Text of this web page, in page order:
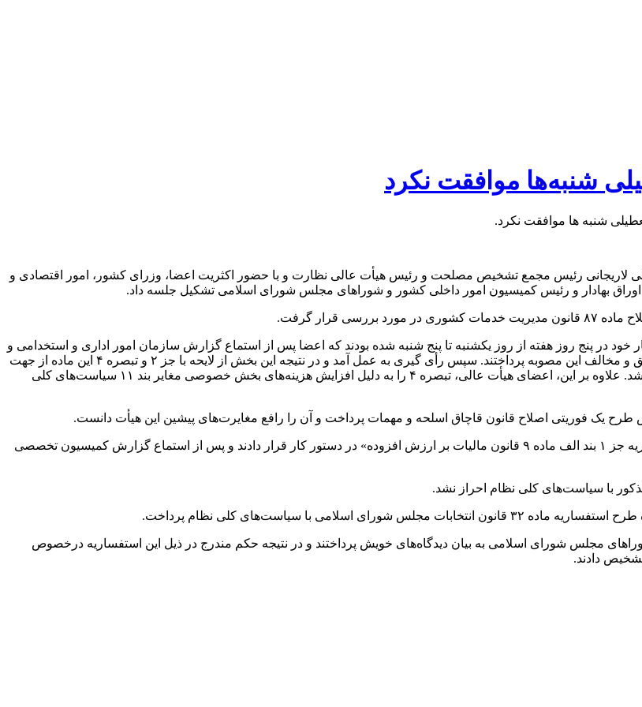
شنبه‌ها موافقت نکرد
شنبه ها موافقت نکرد.
لاریجانی رئیس مجمع تشخیص مصلحت و رئیس هیأت عالی نظارت و با حضور اکثریت اعضا، وزرای کشور، امور اقتصادی و
بهادار و رئیس کمیسیون امور داخلی کشور و شوراهای مجلس شورای اسلامی تشکیل جلسه داد.
قرار گرفت.
کار خود در پنج روز هفته از روز یکشنبه تا پنج شنبه شده بودند که اعضا پس از استماع گزارش سازمان امور اداری و استخدامی و
نیز بیان دیدگاه‌های مسئولان اتاق بازرگانی به بیان دیدگاه‌های خویش در قالب موافق و مخالف این مصوبه پرداختند. سپس رأی گیری به عمل آمد و در نتیجه این بخش از لایحه با جز ۲ و تبصره ۴ این ماده از جهت
ناعادلانه بودن مغایر جز ۱۰ بند ۹ سیاست‌های کلی نظام قانونگذاری تشخیص داده شد. علاوه بر این، اعضای هیأت عالی، تبصره ۴ را به دلیل افزایش هزینه‌های بخش خصوصی مغایر بند ۱۱ سیاست‌های کلی
یک فوریتی اصلاح قانون قاچاق اسلحه و مهمات پرداخت و آن را رافع مغایرت‌های پیشین این هیأت دانست.
بنا بر این گزارش، اعضای هیأت عالی نظارت، بررسی مغایرت‌های «طرح استفساریه جز ۱ بند الف ماده ۹ قانون مالیات بر ارزش افزوده» در دستور کار قرار دادند و پس از استماع گزارش کمیسیون تخصصی
با سیاست‌های کلی نظام احراز نشد.
با سیاست‌های کلی نظام پرداخت.
مجلس شورای اسلامی به بیان دیدگاه‌های خویش پرداختند و در نتیجه حکم مندرج در ذیل این استفساریه درخصوص